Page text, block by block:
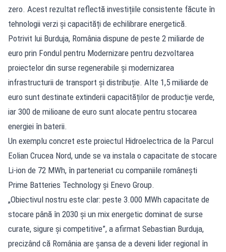
zero. Acest rezultat reflectă investițiile consistente făcute în
tehnologii verzi și capacități de echilibrare energetică.
Potrivit lui Burduja, România dispune de peste 2 miliarde de
euro prin Fondul pentru Modernizare pentru dezvoltarea
proiectelor din surse regenerabile și modernizarea
infrastructurii de transport și distribuție. Alte 1,5 miliarde de
euro sunt destinate extinderii capacităților de producție verde,
iar 300 de milioane de euro sunt alocate pentru stocarea
energiei în baterii.
Un exemplu concret este proiectul Hidroelectrica de la Parcul
Eolian Crucea Nord, unde se va instala o capacitate de stocare
Li-ion de 72 MWh, în parteneriat cu companiile românești
Prime Batteries Technology și Enevo Group.
„Obiectivul nostru este clar: peste 3.000 MWh capacitate de
stocare până în 2030 și un mix energetic dominat de surse
curate, sigure și competitive”, a afirmat Sebastian Burduja,
precizând că România are șansa de a deveni lider regional în